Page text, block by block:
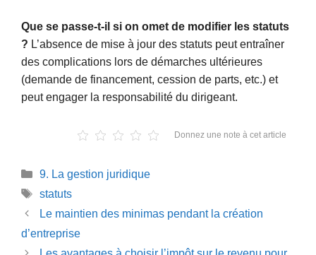
Que se passe-t-il si on omet de modifier les statuts
? L’absence de mise à jour des statuts peut entraîner
des complications lors de démarches ultérieures
(demande de financement, cession de parts, etc.) et
peut engager la responsabilité du dirigeant.
Donnez une note à cet article
Catégories
9. La gestion juridique
Étiquettes
statuts
Le maintien des minimas pendant la création
d’entreprise